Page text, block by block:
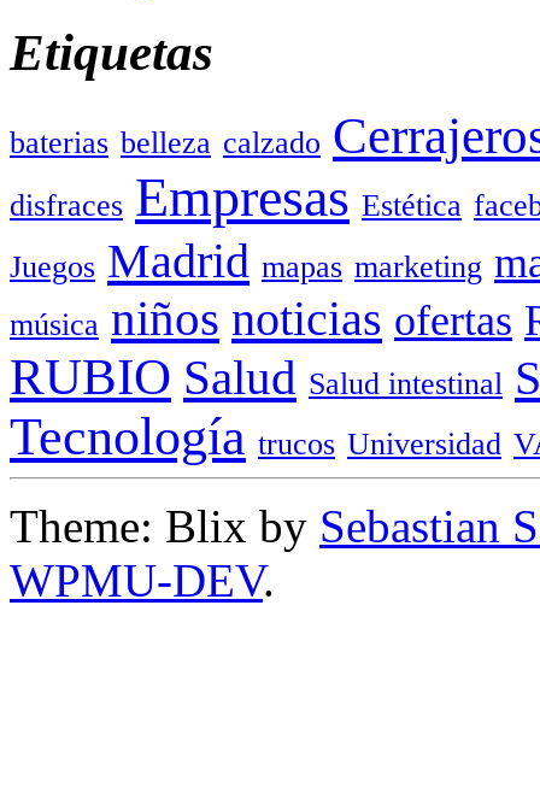
Etiquetas
baterias belleza calzado
disfraces Empresas Estética
Juegos Madrid mapas marketing
música niños noticias ofertas
RUBIO Salud Salud intestinal
Tecnología trucos Universidad
Theme: Blix by Sebastian
WPMU-DEV.